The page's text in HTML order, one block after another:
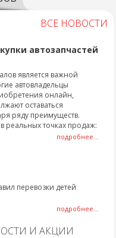
ВСЕ НОВОСТИ
автозапчастей
является важной
автовладельцы
онлайн,
оставаться
ряду преимуществ.
реальных точках продаж:
подробнее...
перевозки детей
подробнее...
И АКЦИИ